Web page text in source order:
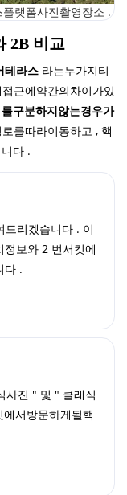
랫폼사진촬영장소 .
2B 비교
테라스 라는두가지티
근에약간의차이가있
구분하지않는경우가
를따라이동하고 , 핵
다 .
드리겠습니다 . 이
보와 2 번서킷에
다 .
사진 " 및 " 클래식
서방문하게될핵